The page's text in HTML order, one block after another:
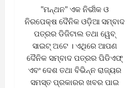
"ମନ୍ଥନ" ଏକ ନିର୍ଭୀକ ଓ
ନିରପେକ୍ଷ ଦୈନିକ ଓଡ଼ିଆ ସମ୍ବାଦ
ପତ୍ରର ଡିଜିଟାଲ ତଥା ୱେବ୍
ସାଇଟ୍ ଅଟେ । ଏଥିରେ ଆପଣ
ଦୈନିକ ସମ୍ବାଦ ପତ୍ରର ପିଡିଏଫ୍
ଏବଂ ଦେଶ ତଥା ବିଭିନ୍ନ ରାଜ୍ୟର
ସମସ୍ତ ପ୍ରକାରର ଖବର ପାଇ